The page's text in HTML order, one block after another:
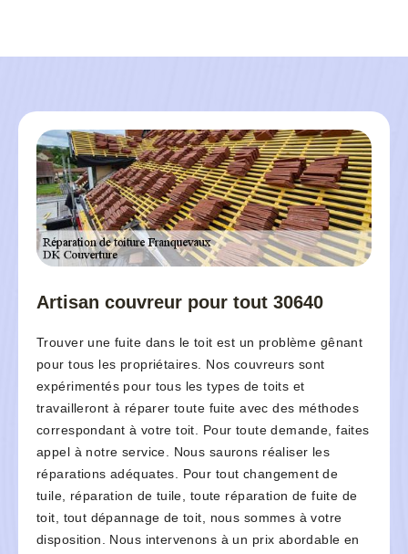
Artisan couvreur pour tout 30640
Trouver une fuite dans le toit est un problème gênant
pour tous les propriétaires. Nos couvreurs sont
expérimentés pour tous les types de toits et
travailleront à réparer toute fuite avec des méthodes
correspondant à votre toit. Pour toute demande, faites
appel à notre service. Nous saurons réaliser les
réparations adéquates. Pour tout changement de
tuile, réparation de tuile, toute réparation de fuite de
toit, tout dépannage de toit, nous sommes à votre
disposition. Nous intervenons à un prix abordable en